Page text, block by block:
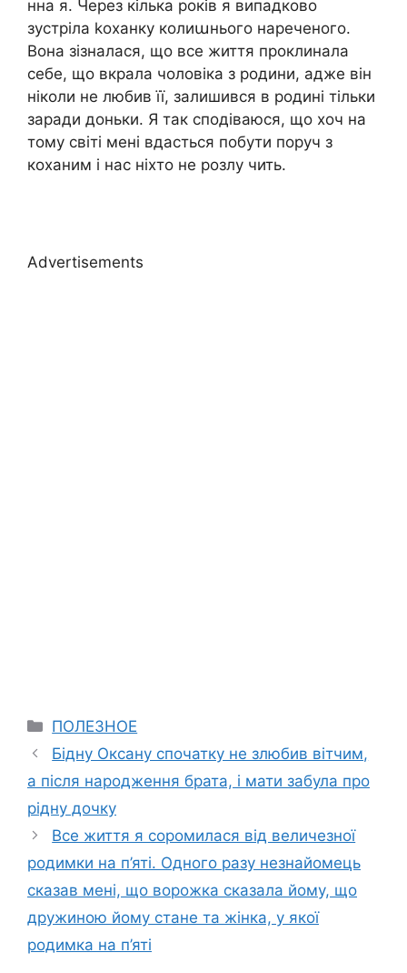
нна я. Через кілька років я випадково
зустріла kоханку колиաнього нареченого.
Вона зізналася, що все життя проклинала
себе, що вкрала чоловіка з родини, адже він
ніколи не любив її, залишився в родині тільки
заради доньки. Я так сподіваюся, що хоч на
тому світі мені вдасться побути поруч з
коханим і нас ніхто не розлу чить.
Advertisements
Categories
ПОЛЕЗНОЕ
Бідну Оксану спочатку не злюбив вітчим,
а після народження брата, і мати забула про
рідну дочку
Все життя я соромилася від величезної
родимки на п’яті. Одного разу незнайомець
сказав мені, що ворожка сказала йому, що
дружиною йому стане та жінка, у якої
родимка на п’яті